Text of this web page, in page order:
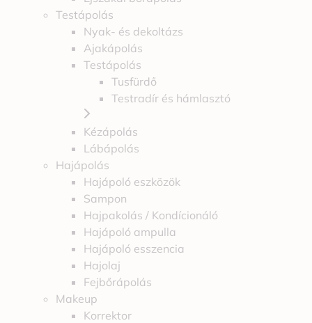
Testápolás
Nyak- és dekoltázs
Ajakápolás
Testápolás
Tusfürdő
Testradír és hámlasztó
Kézápolás
Lábápolás
Hajápolás
Hajápoló eszközök
Sampon
Hajpakolás / Kondícionáló
Hajápoló ampulla
Hajápoló esszencia
Hajolaj
Fejbőrápolás
Makeup
Korrektor